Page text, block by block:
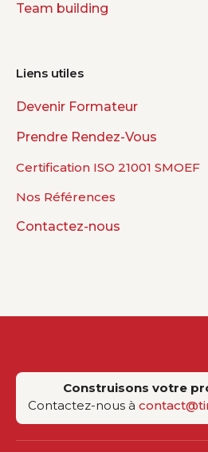
Team building
Liens utiles
Devenir Formateur
Prendre Rendez-Vous
Certification ISO 21001 SMOEF
Nos Références
Contactez-nous
Construisons votre
Contactez-nous à